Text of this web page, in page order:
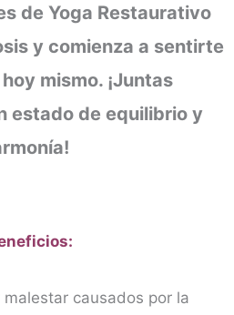
de Yoga Restaurativo
y comienza a sentirte
mismo. ¡Juntas
estado de equilibrio y
causados por la